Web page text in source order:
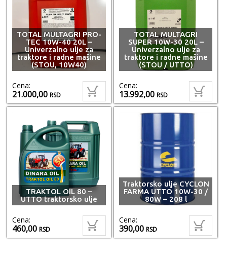
TOTAL MULTAGRI PRO-
TEC 10W-40 20L –
Univerzalno ulje za
traktore i radne mašine
(STOU, 10W40)
Cena:
21.000,00RSD
TOTAL MULTAGRI
SUPER 10W-30 20L –
Univerzalno ulje za
traktore i radne mašine
(STOU / UTTO)
Cena:
13.992,00RSD
TRAKTOL OIL 80 –
UTTO traktorsko ulje
Cena:
460,00RSD
Traktorsko ulje CYCLON
FARMA UTTO 10W-30 /
80W – 208 l
Cena:
390,00RSD